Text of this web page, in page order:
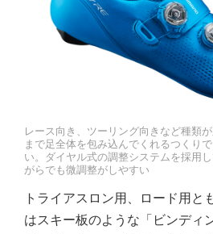
レース向き、ツーリング向きなど種類
まで足全体を包み込んでくれるつくり
い。ダイヤル式の調整システムを採用
がらでも微調整がしやすい
トライアスロン用、ロード用と
はスキー板のような「ビンディ